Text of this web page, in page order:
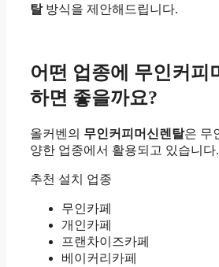
탈방식을 제안해드립니다.
어떤 업종에 무인커피
하면 좋을까요?
올커벤의 무인커피머신렌탈은 무
양한 업종에서 활용되고 있습니다.
추천 설치 업종
무인카페
개인카페
프랜차이즈카페
베이커리카페